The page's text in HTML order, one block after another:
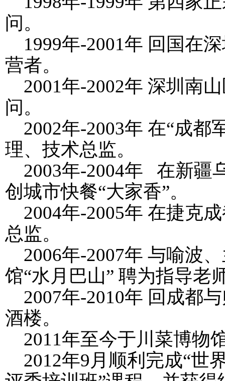
问。
1999年-2001年 回国在
营者。
2001年-2002年 深圳南
问。
2002年-2003年 在“成都
理、技术总监。
2003年-2004年 在新疆
创城市快餐“大家香”。
2004年-2005年 在捷克
总监。
2006年-2007年 与喻波
馆“水月巴山” 聘为指导老
2007年-2010年 回成都
酒楼。
2011年至今于川菜博物
2012年9 月顺利完成“世